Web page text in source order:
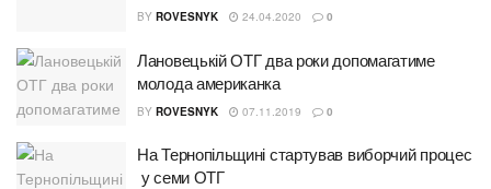
BY ROVESNYK 24.04.2020 0
Лановецькій ОТГ два роки допомагатиме
молода американка
BY ROVESNYK 07.11.2019 0
На Тернопільщині стартував виборчий процес
у семи ОТГ